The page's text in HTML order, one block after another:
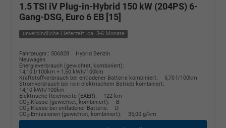
1.5 TSI iV Plug-in-Hybrid 150 kW (204PS) 6-
Gang-DSG, Euro 6 EB [15]
unverbindliche Lieferzeit: ca. 3-6 Monate
Fahrzeugnr.: 506828
Hybrid Benzin
Neuwagen
Energieverbrauch (gewichtet, kombiniert):
14,10 l/100km + 1,50 kWh/100km
Kraftstoffverbrauch bei entladener Batterie kombiniert:
5,70 l/100km
Stromverbrauch bei rein elektrischem Betrieb kombiniert:
14,10 kWh/100km
Elektrische Reichweite (EAER):
122 km
CO2-Klasse (gewichtet, kombiniert):
B
CO2-Klasse bei entladener Batterie:
D
CO2-Emissionen (gewichtet, kombiniert): 35,00 g/km